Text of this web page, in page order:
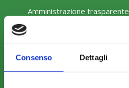
Consenso Dettagli
Amministrazione trasparente